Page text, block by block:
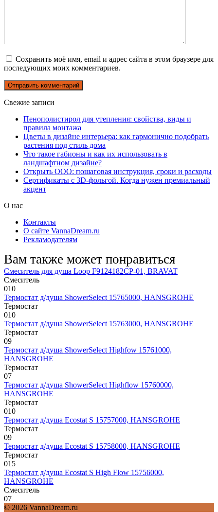
Сохранить моё имя, email и адрес сайта в этом браузере для
последующих моих комментариев.
Свежие записи
Пенополистирол для утепления: свойства, виды и
правила монтажа
Цветы в дизайне интерьера: как гармонично подобрать
растения под стиль дома
Что такое габионы и как их использовать в
ландшафтном дизайне?
Открыть ООО: пошаговая инструкция, сроки и расходы
Сертификаты с 3D-фольгой. Когда нужен премиальный
акцент
О нас
Контакты
О сайте VannaDream.ru
Рекламодателям
Вам также может понравиться
Смеситель для душа Loop F9124182CP-01, BRAVAT
Смеситель
010
Термостат д/душа ShowerSelect 15765000, HANSGROHE
Термостат
010
Термостат д/душа ShowerSelect 15763000, HANSGROHE
Термостат
09
Термостат д/душа ShowerSelect Highfow 15761000,
HANSGROHE
Термостат
07
Термостат д/душа ShowerSelect Highflow 15760000,
HANSGROHE
Термостат
010
Термостат д/душа Ecostat S 15757000, HANSGROHE
Термостат
09
Термостат д/душа Ecostat S 15758000, HANSGROHE
Термостат
015
Термостат д/душа Ecostat S High Flow 15756000,
HANSGROHE
Смеситель
07
© 2026 VannaDream.ru